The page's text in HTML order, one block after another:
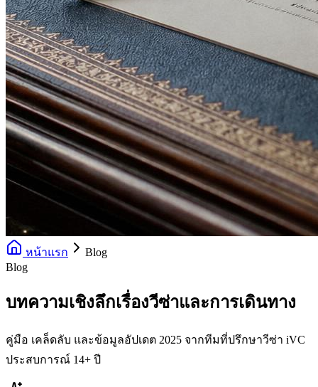
หน้าแรก
Blog
Blog
บทความเชิงลึกเรื่องวีซ่าและการเดินทาง
คู่มือ เคล็ดลับ และข้อมูลอัปเดต 2025 จากทีมที่ปรึกษาวีซ่า iVC
ประสบการณ์ 14+ ปี